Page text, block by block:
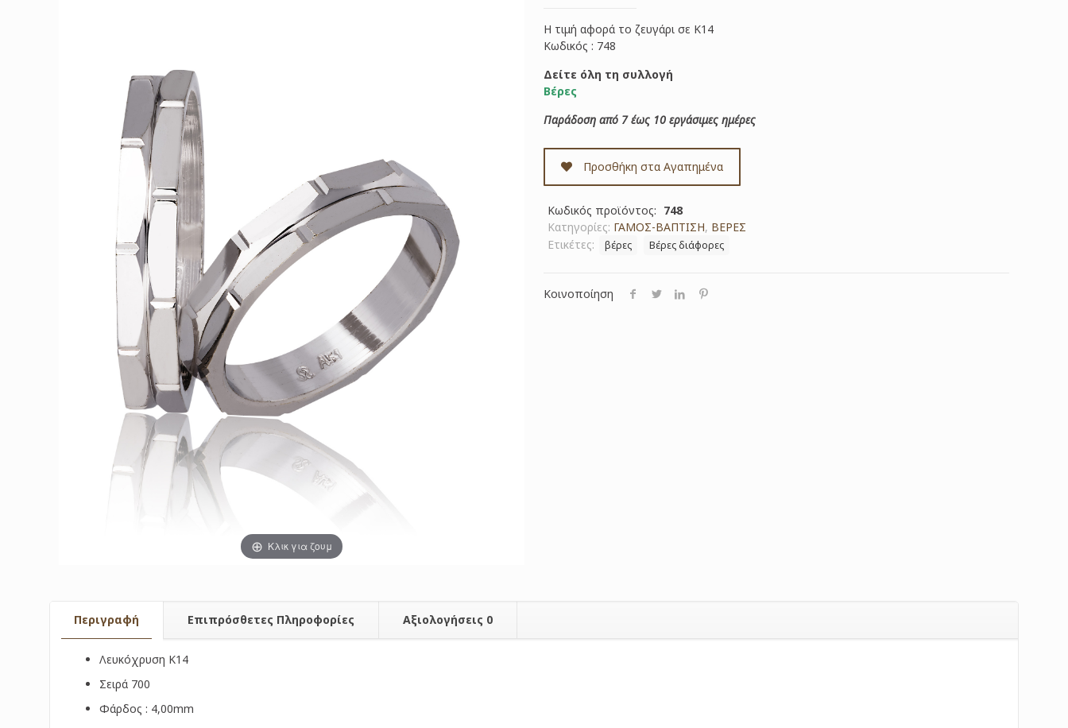
Κλικ για ζουμ
Η τιμή αφορά το ζευγάρι σε Κ14
Κωδικός : 748
Δείτε όλη τη συλλογή
Βέρες
Παράδοση από 7 έως 10 εργάσιμες ημέρες
Προσθήκη στα Αγαπημένα
Κωδικός προϊόντος: 748
Κατηγορίες: ΓΑΜΟΣ-ΒΑΠΤΙΣΗ, ΒΕΡΕΣ
Ετικέτες:
βέρες Βέρες διάφορες
Κοινοποίηση
Περιγραφή Επιπρόσθετες Πληροφορίες Αξιολογήσεις 0
Λευκόχρυση Κ14
Σειρά 700
Φάρδος : 4,00mm